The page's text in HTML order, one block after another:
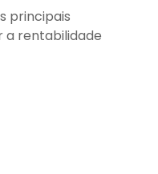
principais
rentabilidade